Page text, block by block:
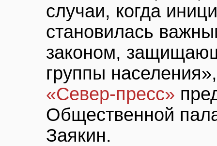
случаи, когда
становилась
законом,
группы
«Север-пресс»
Общественной
Заякин.